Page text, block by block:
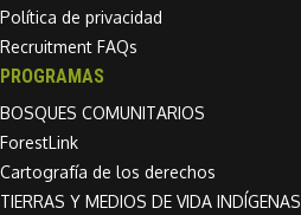
Política de privacidad
Recruitment FAQs
PROGRAMAS
BOSQUES COMUNITARIOS
ForestLink
Cartografía de los derechos
TIERRAS Y MEDIOS DE VIDA INDÍGENAS